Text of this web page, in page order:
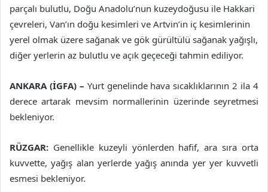
parçalı bulutlu, Doğu Anadolu’nun kuzeydoğusu ile Hakkari
çevreleri, Van’ın doğu kesimleri ve Artvin’in iç kesimlerinin
yerel olmak üzere sağanak ve gök gürültülü sağanak yağışlı,
diğer yerlerin az bulutlu ve açık geçeceği tahmin ediliyor.
ANKARA (İGFA) – Yurt genelinde hava sıcaklıklarının 2 ila 4
derece artarak mevsim normallerinin üzerinde seyretmesi
bekleniyor.
RÜZGAR: Genellikle kuzeyli yönlerden hafif, ara sıra orta
kuvvette, yağış alan yerlerde yağış anında yer yer kuvvetli
esmesi bekleniyor.